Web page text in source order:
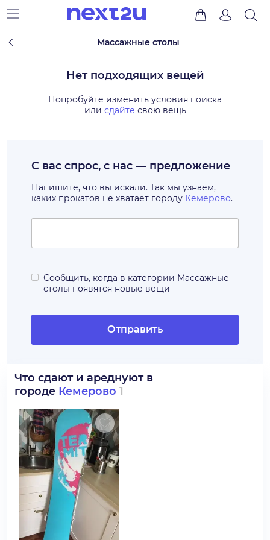
Массажные столы
Нет подходящих вещей
Попробуйте изменить условия поиска
или сдайте свою вещь
С вас спрос, с нас — предложение
Напишите, что вы искали. Так мы узнаем,
каких прокатов не хватает городу Кемерово.
Сообщить, когда в категории Массажные
столы появятся новые вещи
Отправить
Что сдают и ареднуют в
городе Кемерово 1